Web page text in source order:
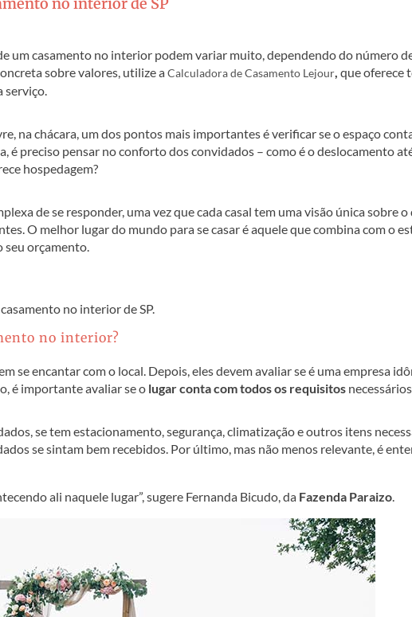
no interior de SP
um casamento no interior podem variar muito, dependendo do número
sobre valores, utilize aCalculadora de Casamento Lejour, que oferece
serviço.
na chácara, um dos pontos mais importantes é verificar se o espaço
é preciso pensar no conforto dos convidados – como é o deslocamento
hospedagem?
de se responder, uma vez que cada casal tem uma visão única sobre o
O melhor lugar do mundo para se casar é aquele que combina com o
seu orçamento.
no interior de SP.
no interior?
se encantar com o local. Depois, eles devem avaliar se é uma empresa
é importante avaliar se o lugar conta com todos os requisitos
se tem estacionamento, segurança, climatização e outros itens
se sintam bem recebidos. Por último, mas não menos relevante, é
ali naquele lugar”, sugere Fernanda Bicudo, da Fazenda Paraizo.